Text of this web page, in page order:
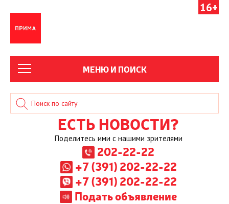
16+
МЕНЮ И ПОИСК
ЕСТЬ НОВОСТИ?
Поделитесь ими с нашими зрителями
202-22-22
+7 (391) 202-22-22
+7 (391) 202-22-22
Подать объявление